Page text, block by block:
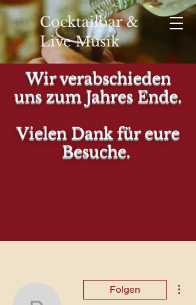
Cocktailbar &
Live Musik
Wir verabschieden
uns zum Jahres Ende.
Vielen Dank für eure
Besuche.
Folgen